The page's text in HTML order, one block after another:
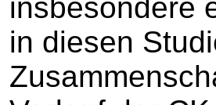
insbesondere
in diesen